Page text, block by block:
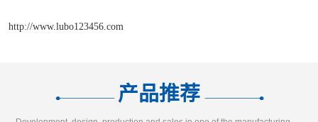
http://www.lubo123456.com
产品推荐